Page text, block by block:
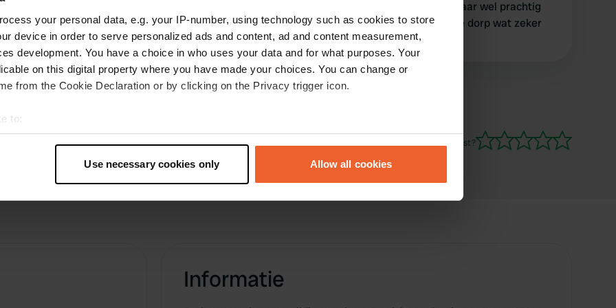
your personal data, e.g. your IP-number, using technology such as cookies to store
device in order to serve personalized ads and content, ad and content measurement,
development. You have a choice in who uses your data and for what purposes. Your
on this digital property where you have made your choices. You can change or
from the Cookie Declaration or by clicking on the Privacy trigger icon.
to:
geographical location which can be accurate to within several meters
personal data is processed and set your preferences in the
Use necessary cookies only Allow all cookies
doorgaande weg. Wij hebben even door het
prachtige Mirambel heen gewandeld en zijn
verder gereden naar Forcall. Een nieuwe CP
met voldoende ruimte en stil.
Eenvoudige camperplaats maar wel prachtig
gelegen tegenover het mooie dorp wat zeker
een bezoek waard is.
Ben jij hier geweest?
Informatie